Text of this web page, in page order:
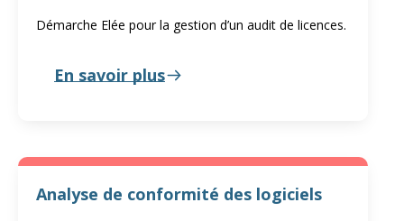
Démarche Elée pour la gestion d’un audit de licences.
En savoir plus
Analyse de conformité des logiciels